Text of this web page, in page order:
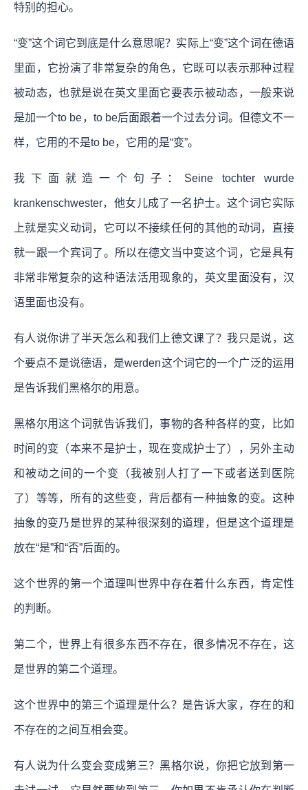
特别的担心。
“变”这个词它到底是什么意思呢？实际上“变”这个词在德语
里面，它扮演了非常复杂的角色，它既可以表示那种过程
被动态，也就是说在英文里面它要表示被动态，一般来说
是加一个to be，to be后面跟着一个过去分词。但德文不一
样，它用的不是to be，它用的是“变”。
我下面就造一个句子：Seine tochter wurde
krankenschwester，他女儿成了一名护士。这个词它实际
上就是实义动词，它可以不接续任何的其他的动词，直接
就一跟一个宾词了。所以在德文当中变这个词，它是具有
非常非常复杂的这种语法活用现象的，英文里面没有，汉
语里面也没有。
有人说你讲了半天怎么和我们上德文课了？我只是说，这
个要点不是说德语，是werden这个词它的一个广泛的运用
是告诉我们黑格尔的用意。
黑格尔用这个词就告诉我们，事物的各种各样的变，比如
时间的变（本来不是护士，现在变成护士了），另外主动
和被动之间的一个变（我被别人打了一下或者送到医院
了）等等，所有的这些变，背后都有一种抽象的变。这种
抽象的变乃是世界的某种很深刻的道理，但是这个道理是
放在“是”和“否”后面的。
这个世界的第一个道理叫世界中存在着什么东西，肯定性
的判断。
第二个，世界上有很多东西不存在，很多情况不存在，这
是世界的第二个道理。
这个世界中的第三个道理是什么？是告诉大家，存在的和
不存在的之间互相会变。
有人说为什么变会变成第三？黑格尔说，你把它放到第一